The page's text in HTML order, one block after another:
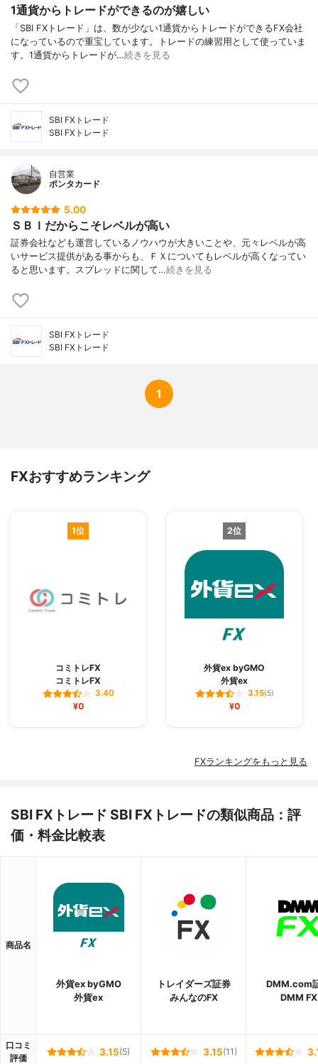
1通貨からトレードができるのが嬉しい
「SBI FXトレード」は、数が少ない1通貨からトレードができるFX会社
になっているので重宝しています。トレードの練習用として使っていま
す。1通貨からトレードが…続きを見る
SBI FXトレード
SBI FXトレード
自営業
ポンタカード
5.00
ＳＢＩだからこそレベルが高い
証券会社なども運営しているノウハウが大きいことや、元々レベルが高
いサービス提供がある事からも、ＦＸについてもレベルが高くなってい
ると思います。スプレッドに関して…続きを見る
SBI FXトレード
SBI FXトレード
1
FXおすすめランキング
1位
コミトレFX
コミトレFX
3.40
¥0
2位
外貨ex byGMO
外貨ex
3.15(5)
¥0
FXランキングをもっと見る
SBI FXトレード SBI FXトレードの類似商品：評
価・料金比較表
商品名
外貨ex byGMO
外貨ex
トレイダーズ証券
みんなのFX
DMM.com
DMM FX
口コミ
評価
3.15(5) 3.15(11)